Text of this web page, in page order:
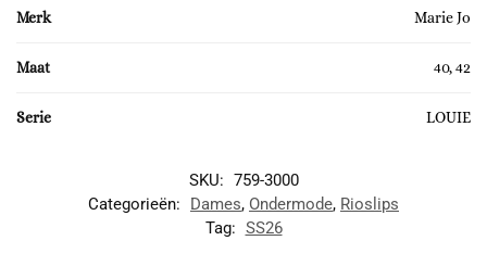
Merk Marie Jo
Maat 40, 42
Serie LOUIE
SKU: 759-3000
Categorieën:
Dames, Ondermode, Rioslips
Tag: SS26